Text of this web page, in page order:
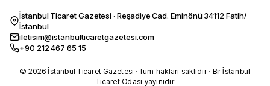
İstanbul Ticaret Gazetesi · Reşadiye Cad. Eminönü 34112 Fatih/
İstanbul
iletisim@istanbulticaretgazetesi.com
+90 212 467 65 15
© 2026 İstanbul Ticaret Gazetesi · Tüm hakları saklıdır · Bir İstanbul
Ticaret Odası yayınıdır